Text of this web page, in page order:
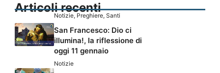
Articoli recenti
Notizie, Preghiere, Santi
San Francesco: Dio ci
illumina!, la riflessione di
oggi 11 gennaio
Notizie